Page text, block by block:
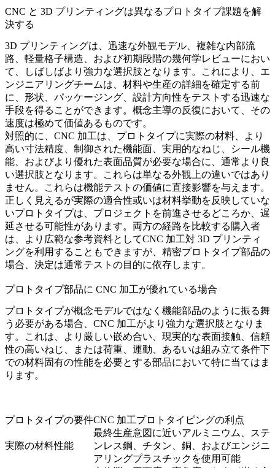
CNC と 3D プリンティングは異なるプロトタイプ課題を解
決する
3D プリンティングは、迅速な外観モデル、複雑な内部流
路、軽量格子構造、および初期段階の幾何学レビューにおい
て、しばしばより強力な選択肢となります。これにより、エ
ンジニアリングチームは、材料や生産の詳細を確定する前
に、形状、パッケージング、設計方向性をテストする迅速な
手段を得ることができます。概念主導の反復において、その
速度は極めて価値あるものです。
対照的に、CNC 加工は、プロトタイプに実際の材料、より
高い寸法精度、制御された機能面、実用的なねじ、シール機
能、およびより優れた表面品質が必要な場合に、通常より良
い選択肢となります。これらは単なる外観上の違いではあり
ません。これらは機能テストの価値に直接影響を与えます。
正しく見えるが実際の適合性或いは材料挙動を反映していな
いプロトタイプは、プロジェクトを前進させるどころか、遅
延させる可能性があります。両方の経路を比較する購入者
は、より広範な参考資料としてCNC 加工対 3D プリンティ
ングを利用することもできますが、精密プロトタイプ部品の
場合、決定は通常テストの目的に依存します。
プロトタイプ部品に CNC 加工が優れている場合
プロトタイプが概念モデルではなく機能部品のように振る舞
う必要がある場合、CNC 加工がより強力な選択肢となりま
す。これは、より厳しい嵌め合い、現実的な表面接触、信頼
性の高いねじ、または荷重、運動、あるいは組み立て条件下
での材料固有の性能を必要とする部品において特に当てはま
ります。
プロトタイプの要件CNC 加工プロトタイピングの利点
実際の材料性能
最終生産意図に近いアルミニウム、ステ
ンレス鋼、チタン、銅、およびエンジニ
アリングプラスチックを使用可能